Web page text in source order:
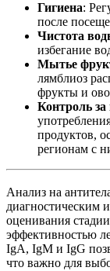
Гигиена:
после
Чистота
избегание
Мытье
лямблиоз
фрукты и
Контроль
продуктов,
регионам с
Анализ на
диагностическим
оценивания
эффективностью
IgA, IgM и IgG
что важно для